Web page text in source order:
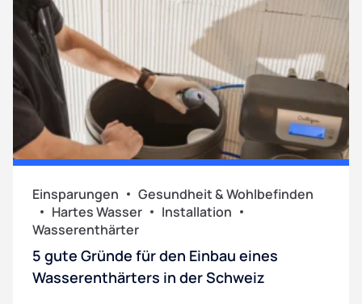
Einsparungen
Gesundheit & Wohlbefinden
Hartes Wasser
Installation
Wasserenthärter
5 gute Gründe für den Einbau eines
Wasserenthärters in der Schweiz